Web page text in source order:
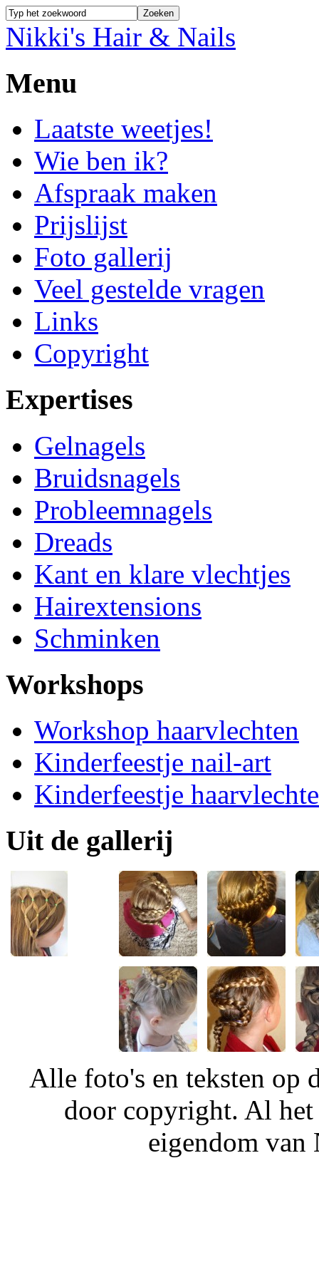
Nikki's Hair & Nails
Menu
Laatste weetjes!
Wie ben ik?
Afspraak maken
Prijslijst
Foto gallerij
Veel gestelde vragen
Links
Copyright
Expertises
Gelnagels
Bruidsnagels
Probleemnagels
Dreads
Kant en klare vlechtjes
Hairextensions
Schminken
Workshops
Workshop haarvlechten
Kinderfeestje nail-art
Kinderfeestje
Uit de gallerij
Alle foto's en teksten op
door copyright. Al het
eigendom